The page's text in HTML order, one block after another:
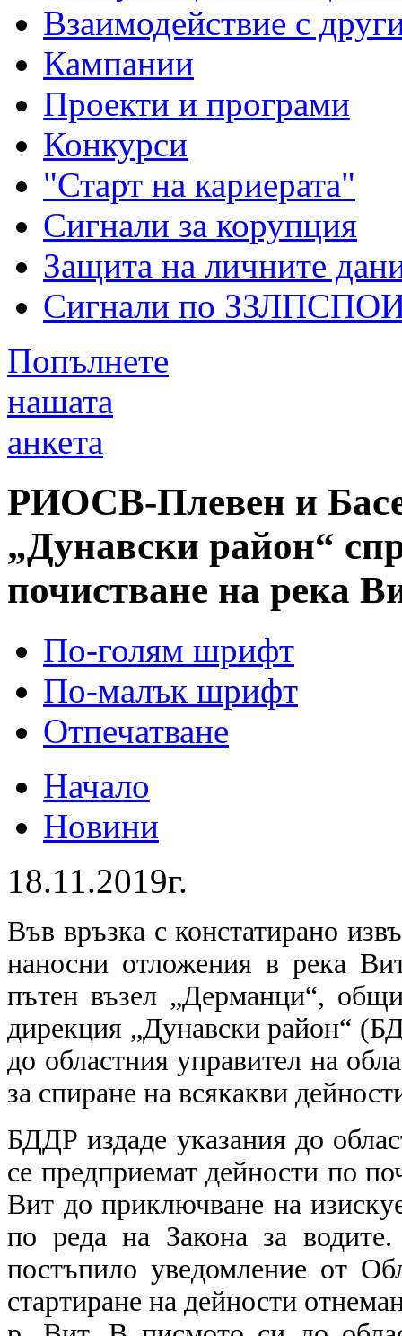
Взаимодействие с
Кампании
Проекти и програми
Конкурси
"Старт на кариерата"
Сигнали за корупция
Защита на личните
Сигнали по
Попълнете
нашата
анкета
РИОСВ-Плевен и
„Дунавски район“
почистване на река
По-голям шрифт
По-малък шрифт
Отпечатване
Начало
Новини
18.11.2019г.
Във връзка с констатирано
наносни отложения в река
пътен възел „Дерманци“,
дирекция „Дунавски район“
до областния управител на
за спиране на всякакви
БДДР издаде указания до
се предприемат дейности по
Вит до приключване на
по реда на Закона за
постъпило уведомление от
стартиране на дейности